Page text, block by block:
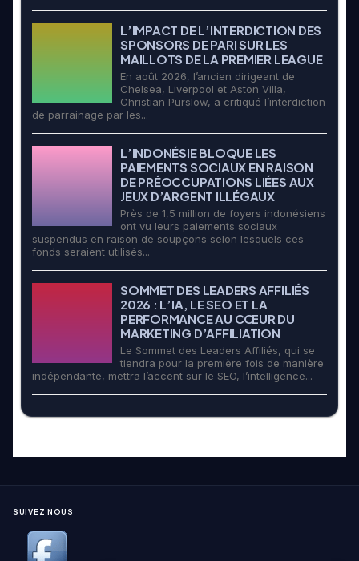
L’IMPACT DE L’INTERDICTION DES
SPONSORS DE PARI SUR LES
MAILLOTS DE LA PREMIER LEAGUE
En août 2026, l’ancien dirigeant de
Chelsea, Liverpool et Aston Villa,
Christian Purslow, a critiqué l’interdiction
de parrainage par les...
L’INDONÉSIE BLOQUE LES
PAIEMENTS SOCIAUX EN RAISON
DE PRÉOCCUPATIONS LIÉES AUX
JEUX D’ARGENT ILLÉGAUX
Près de 1,5 million de foyers indonésiens
ont vu leurs paiements sociaux
suspendus en raison de soupçons selon lesquels ces
fonds seraient utilisés...
SOMMET DES LEADERS AFFILIÉS
2026 : L’IA, LE SEO ET LA
PERFORMANCE AU CŒUR DU
MARKETING D’AFFILIATION
Le Sommet des Leaders Affiliés, qui se
tiendra pour la première fois de manière
indépendante, mettra l’accent sur le SEO, l’intelligence...
SUIVEZ NOUS